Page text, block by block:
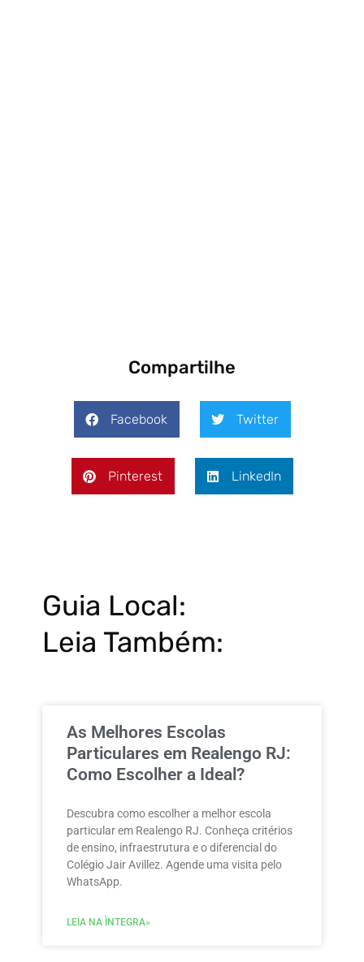
Compartilhe
Facebook Twitter
Pinterest LinkedIn
Guia Local:
Leia Também:
As Melhores Escolas
Particulares em Realengo RJ:
Como Escolher a Ideal?
Descubra como escolher a melhor escola
particular em Realengo RJ. Conheça critérios
de ensino, infraestrutura e o diferencial do
Colégio Jair Avillez. Agende uma visita pelo
WhatsApp.
LEIA NA ÌNTEGRA»